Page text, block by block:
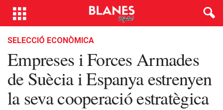
SELECCIÓ ECONÒMICA
Empreses i Forces Armades
de Suècia i Espanya estrenyen
la seva cooperació estratègica